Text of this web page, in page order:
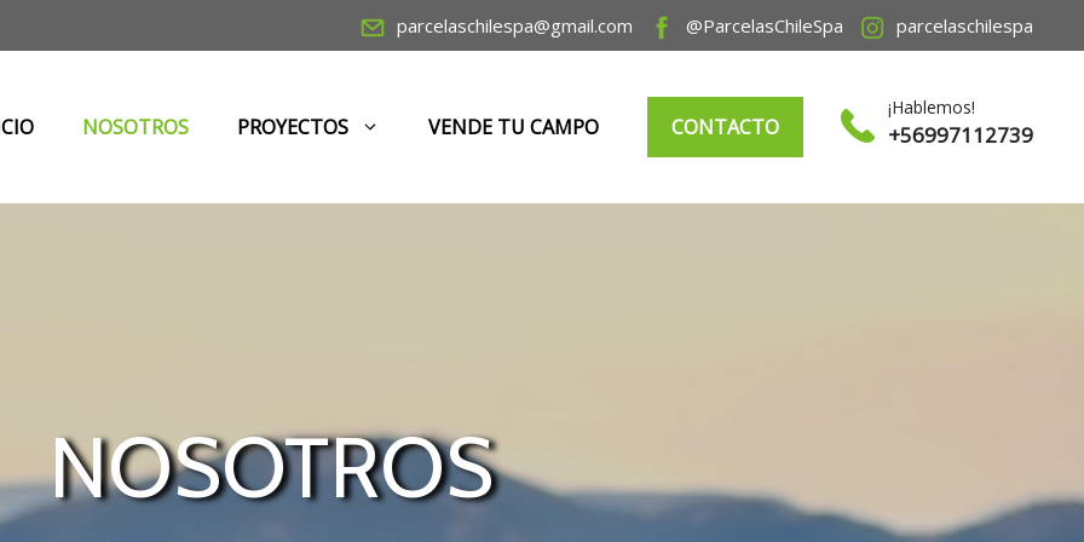
parcelaschilespa@gmail.com @ParcelasChileSpa parcelaschilespa
NOSOTROS PROYECTOS VENDE TU CAMPO CONTACTO
¡Hablemos!
+56997112739
NOSOTROS